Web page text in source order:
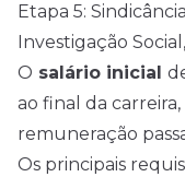
Etapa 5:
Investigação
O salário inicial
ao final da
remuneração
Os principais